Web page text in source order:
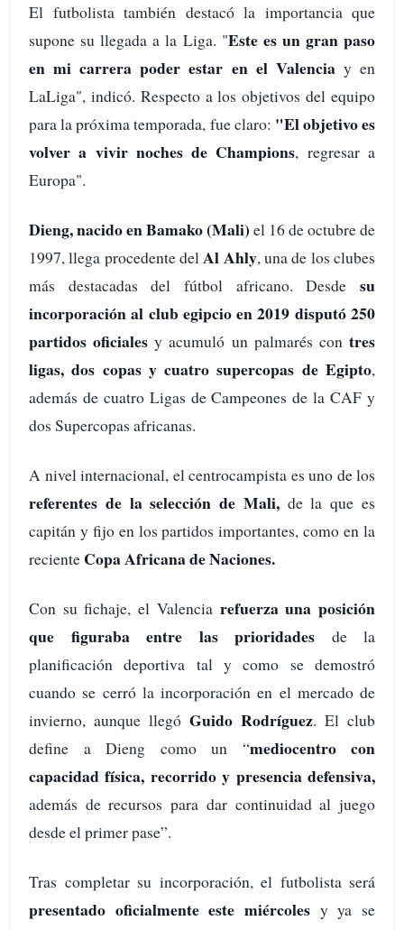
El futbolista también destacó la importancia que
supone su llegada a la Liga. "Este es un gran paso
en mi carrera poder estar en el Valenciay en
LaLiga", indicó. Respecto a los objetivos del equipo
para la próxima temporada, fue claro: "El objetivo es
volver a vivir noches de Champions, regresar a
Europa".
Dieng, nacido en Bamako (Mali) el 16 de octubre de
1997, llega procedente delAl Ahly, una de los clubes
más destacadas del fútbol africano. Desde su
incorporación al club egipcio en 2019 disputó 250
partidos oficialesy acumuló un palmarés contres
ligas, dos copas y cuatro supercopas de Egipto,
además de cuatro Ligas de Campeones de la CAF y
dos Supercopas africanas.
A nivel internacional, el centrocampista es uno de los
referentes de la selección de Mali,de la que es
capitán y fijo en los partidos importantes, como en la
reciente Copa Africana de Naciones.
Con su fichaje, el Valencia refuerza una posición
que figuraba entre las prioridades de la
planificación deportiva tal y como se demostró
cuando se cerró la incorporación en el mercado de
invierno, aunque llegó Guido Rodríguez. El club
define a Dieng como un “mediocentro con
capacidad física, recorrido y presencia defensiva,
además de recursos para dar continuidad al juego
desde el primer pase”.
Tras completar su incorporación, el futbolista será
presentado oficialmente este miércoles y ya se